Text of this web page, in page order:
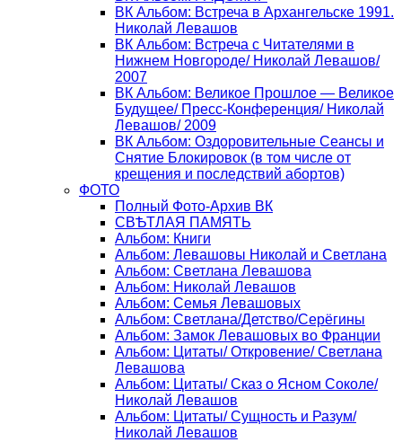
ВК Альбом: Встреча в Архангельске 1991.
Николай Левашов
ВК Альбом: Встреча с Читателями в
Нижнем Новгороде/ Николай Левашов/
2007
ВК Альбом: Великое Прошлое — Великое
Будущее/ Пресс-Конференция/ Николай
Левашов/ 2009
ВК Альбом: Оздоровительные Сеансы и
Снятие Блокировок (в том числе от
крещения и последствий абортов)
ФОТО
Полный Фото-Архив ВК
СВѢТЛАЯ ПАМЯТЬ
Альбом: Книги
Альбом: Левашовы Николай и Светлана
Альбом: Светлана Левашова
Альбом: Николай Левашов
Альбом: Семья Левашовых
Альбом: Светлана/Детство/Серёгины
Альбом: Замок Левашовых во Франции
Альбом: Цитаты/ Откровение/ Светлана
Левашова
Альбом: Цитаты/ Сказ о Ясном Соколе/
Николай Левашов
Альбом: Цитаты/ Сущность и Разум/
Николай Левашов